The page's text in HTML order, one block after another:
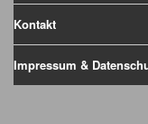
Kontakt
Impressum &